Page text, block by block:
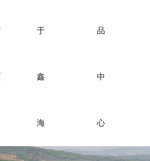
于
鑫
海
品
中
心